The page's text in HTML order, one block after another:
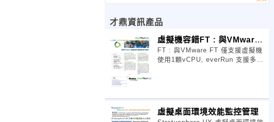
才鼎資訊產品
虛擬機容錯FT : 與VMware
FT
FT : 與VMware FT 僅支援虛擬機
使用1顆vCPU, everRun 支援多
虛擬桌面環境效能監控管理